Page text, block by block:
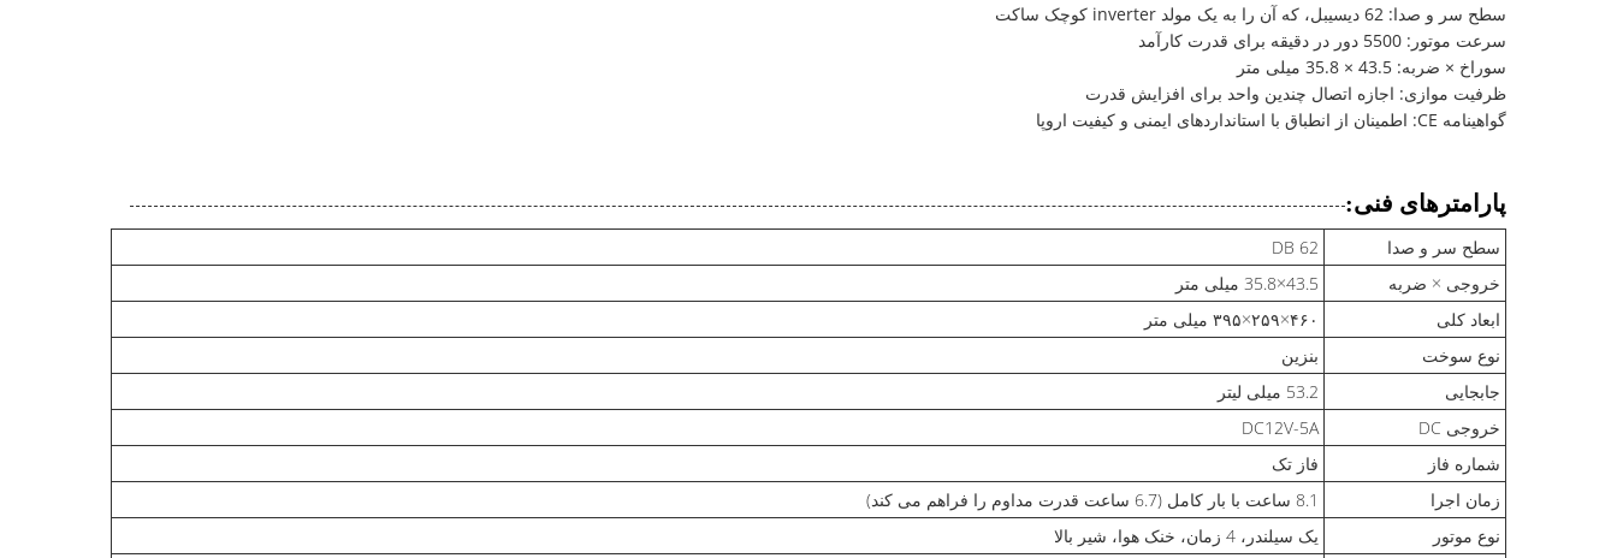
سطح سر و صدا: 62 ديسيبل، که آن را به یک مولد inverter کوچک ساکت
سرعت موتور: 5500 دور در دقیقه برای قدرت کارآمد
سوراخ × ضربه: 43.5 × 35.8 میلی متر
ظرفیت موازی: اجازه اتصال چندین واحد برای افزایش قدرت
گواهینامه CE: اطمینان از انطباق با استانداردهای ایمنی و کیفیت اروپا
پارامترهای فنی:
سطح سر و صدا
62 DB
خروجی × ضربه
43.5×35.8 میلی متر
ابعاد کلی
۴۶۰×۲۵۹×۳۹۵ میلی متر
نوع سوخت
بنزین
جابجایی
53.2 میلی لیتر
خروجی DC
DC12V-5A
شماره فاز
فاز تک
زمان اجرا
8.1 ساعت با بار کامل (6.7 ساعت قدرت مداوم را فراهم می کند)
نوع موتور
یک سیلندر، 4 زمان، خنک هوا، شیر بالا